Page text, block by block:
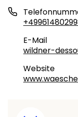
E-Mail
wildner-
Website